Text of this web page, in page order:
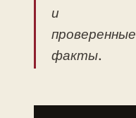
и
проверенные
факты.